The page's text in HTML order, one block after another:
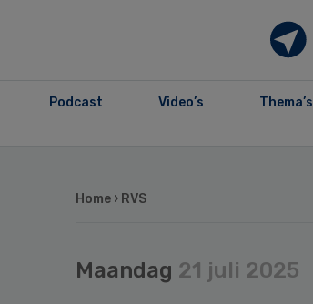
Podcast Video’s Thema’s
Home › RVS
Maandag 21 juli 2025